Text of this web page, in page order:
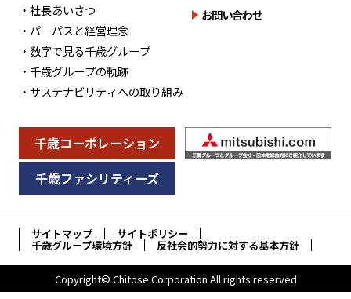
・社長あいさつ
・パーパスと経営理念
・数字で見る千歳グループ
・千歳グループの軌跡
・サステナビリティへの取り組み
お問い合わせ
千歳コーポレーション
千歳ファシリティーズ
サイトマップ サイトポリシー
千歳グループ環境方針 反社会的勢力に対する基本方針
Copyright© Chitose Corporation All rights reserved